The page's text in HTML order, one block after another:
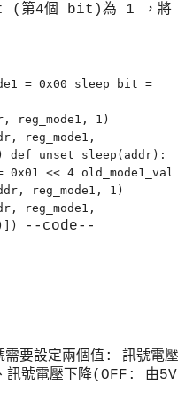
(第4個 bit)為 1 ，將
= 0x00 sleep_bit =
reg_mode1, 1)
reg_mode1,
def unset_sleep(addr):
<< 4 old_mode1_val
reg_mode1, 1)
reg_mode1,
--code--
需要設定兩個值: 訊號電壓
訊號電壓下降(OFF: 由5V